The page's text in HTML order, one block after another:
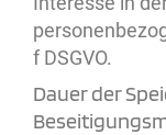
f DSGVO.
Dauer der